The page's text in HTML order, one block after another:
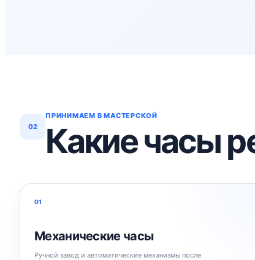
02
ПРИНИМАЕМ В МАСТЕРСКОЙ
Какие часы
01
Механические часы
Ручной завод и автоматические механизмы после